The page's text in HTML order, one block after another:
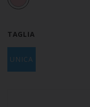
TAGLIA
UNICA